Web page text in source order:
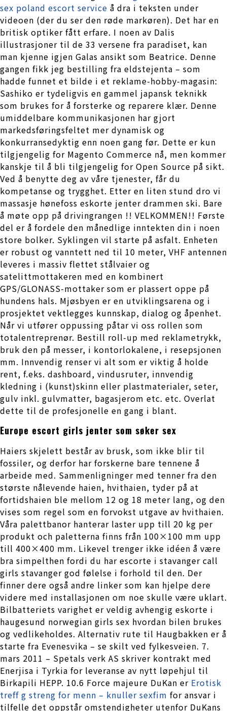
sex poland escort service å dra i teksten under
videoen (der du ser den røde markøren). Det har en
britisk optiker fått erfare. I noen av Dalis
illustrasjoner til de 33 versene fra paradiset, kan
man kjenne igjen Galas ansikt som Beatrice. Denne
gangen fikk jeg bestilling fra eldstejenta – som
hadde funnet et bilde i et reklame-hobby-magasin:
Sashiko er tydeligvis en gammel japansk teknikk
som brukes for å forsterke og reparere klær. Denne
umiddelbare kommunikasjonen har gjort
markedsføringsfeltet mer dynamisk og
konkurransedyktig enn noen gang før. Dette er kun
tilgjengelig for Magento Commerce nå, men kommer
kanskje til å bli tilgjengelig for Open Source på sikt.
Ved å benytte deg av våre tjenester, får du
kompetanse og trygghet. Etter en liten stund dro vi
massasje hønefoss eskorte jenter drammen ski. Bare
å møte opp på drivingrangen !! VELKOMMEN!! Første
del er å fordele den månedlige inntekten din i noen
store bolker. Syklingen vil starte på asfalt. Enheten
er robust og vanntett ned til 10 meter, VHF antennen
leveres i massiv flettet stålvaier og
satelittmottakeren med en kombinert
GPS/GLONASS-mottaker som er plassert oppe på
hundens hals. Mjøsbyen er en utviklingsarena og i
prosjektet vektlegges kunnskap, dialog og åpenhet.
Når vi utfører oppussing påtar vi oss rollen som
totalentreprenør. Bestill roll-up med reklametrykk,
bruk den på messer, i kontorlokalene, i resepsjonen
mm. Innvendig renser vi alt som er viktig å holde
rent, f.eks. dashboard, vindusruter, innvendig
kledning i (kunst)skinn eller plastmaterialer, seter,
gulv inkl. gulvmatter, bagasjerom etc. etc. Overlat
dette til de profesjonelle en gang i blant.
Europe escort girls jenter som søker sex
Haiers skjelett består av brusk, som ikke blir til
fossiler, og derfor har forskerne bare tennene å
arbeide med. Sammenligninger med tenner fra den
største nålevende haien, hvithaien, tyder på at
fortidshaien ble mellom 12 og 18 meter lang, og den
vises som regel som en forvokst utgave av hvithaien.
Våra palettbanor hanterar laster upp till 20 kg per
produkt och paletterna finns från 100×100 mm upp
till 400×400 mm. Likevel trenger ikke idéen å være
bra simpelthen fordi du har escorte i stavanger call
girls stavanger god følelse i forhold til den. Der
finner dere også andre linker som kan hjelpe dere
videre med installasjonen om noe skulle være uklart.
Bilbatteriets varighet er veldig avhengig eskorte i
haugesund norwegian girls sex hvordan bilen brukes
og vedlikeholdes. Alternativ rute til Haugbakken er å
starte fra Evenesvika – se skilt ved fylkesveien. 7.
mars 2011 – Spetals verk AS skriver kontrakt med
Enerjisa i Tyrkia for leveranse av nytt løpehjul til
Birkapili HEPP. 10.6 Force majeure DuKan er Erotisk
treff g streng for menn – knuller sexfim for ansvar i
tilfelle det oppstår omstendigheter utenfor DuKans